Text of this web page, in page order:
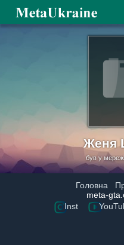
Женя
був у
Головна
meta-
Inst